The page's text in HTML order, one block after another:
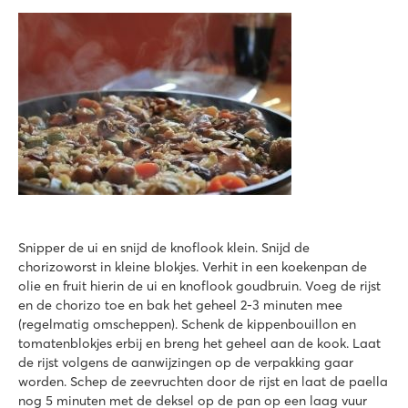
Snipper de ui en snijd de knoflook klein. Snijd de
chorizoworst in kleine blokjes. Verhit in een koekenpan de
olie en fruit hierin de ui en knoflook goudbruin. Voeg de rijst
en de chorizo toe en bak het geheel 2-3 minuten mee
(regelmatig omscheppen). Schenk de kippenbouillon en
tomatenblokjes erbij en breng het geheel aan de kook. Laat
de rijst volgens de aanwijzingen op de verpakking gaar
worden. Schep de zeevruchten door de rijst en laat de paella
nog 5 minuten met de deksel op de pan op een laag vuur